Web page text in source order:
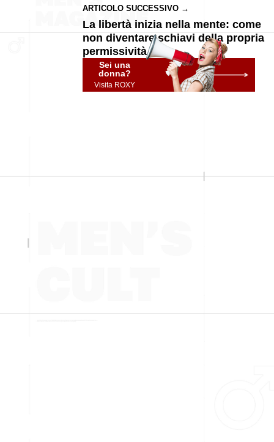
ARTICOLO SUCCESSIVO →
La libertà inizia nella mente: come
non diventare schiavi della propria
permissività
Sei una
donna?
Visita ROXY